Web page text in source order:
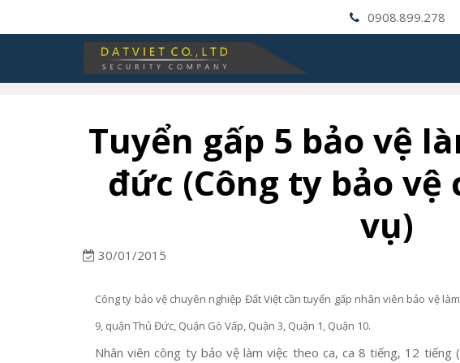
0908.899.278
Tuyển gấp 5 bảo vệ
đức (Công ty bảo
vụ)
30/01/2015
Công ty bảo vệ chuyên nghiệp Đất Việt cần tuyển gấp nhân viên bảo vệ
9, quận Thủ Đức, Quận Gò Vấp, Quận 3, Quận 1, Quận 10.
Nhân viên công ty bảo vệ làm việc theo ca, ca 8 tiếng, 12